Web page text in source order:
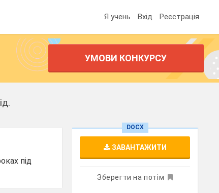
Я учень Вхід Реєстрація
УМОВИ КОНКУРСУ
під
DOCX
ЗАВАНТАЖИТИ
Зберегти на потім